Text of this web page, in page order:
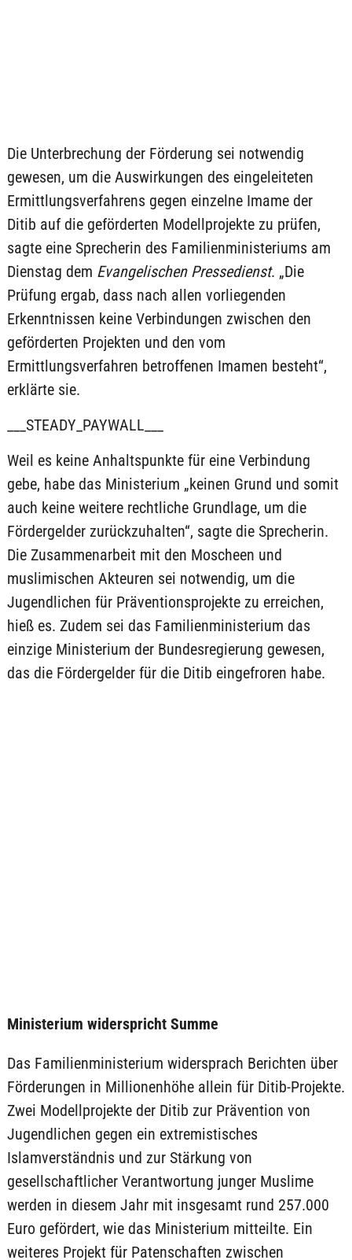
Die Unterbrechung der Förderung sei notwendig
gewesen, um die Auswirkungen des eingeleiteten
Ermittlungsverfahrens gegen einzelne Imame der
Ditib auf die geförderten Modellprojekte zu prüfen,
sagte eine Sprecherin des Familienministeriums am
Dienstag dem Evangelischen Pressedienst. „Die
Prüfung ergab, dass nach allen vorliegenden
Erkenntnissen keine Verbindungen zwischen den
geförderten Projekten und den vom
Ermittlungsverfahren betroffenen Imamen besteht“,
erklärte sie.
___STEADY_PAYWALL___
Weil es keine Anhaltspunkte für eine Verbindung
gebe, habe das Ministerium „keinen Grund und somit
auch keine weitere rechtliche Grundlage, um die
Fördergelder zurückzuhalten“, sagte die Sprecherin.
Die Zusammenarbeit mit den Moscheen und
muslimischen Akteuren sei notwendig, um die
Jugendlichen für Präventionsprojekte zu erreichen,
hieß es. Zudem sei das Familienministerium das
einzige Ministerium der Bundesregierung gewesen,
das die Fördergelder für die Ditib eingefroren habe.
Ministerium widerspricht Summe
Das Familienministerium widersprach Berichten über
Förderungen in Millionenhöhe allein für Ditib-Projekte.
Zwei Modellprojekte der Ditib zur Prävention von
Jugendlichen gegen ein extremistisches
Islamverständnis und zur Stärkung von
gesellschaftlicher Verantwortung junger Muslime
werden in diesem Jahr mit insgesamt rund 257.000
Euro gefördert, wie das Ministerium mitteilte. Ein
weiteres Projekt für Patenschaften zwischen